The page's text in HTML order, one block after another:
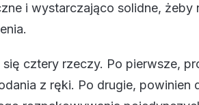
i wystarczająco solidne, żeby
cztery rzeczy. Po pierwsze,
z ręki. Po drugie, powinien